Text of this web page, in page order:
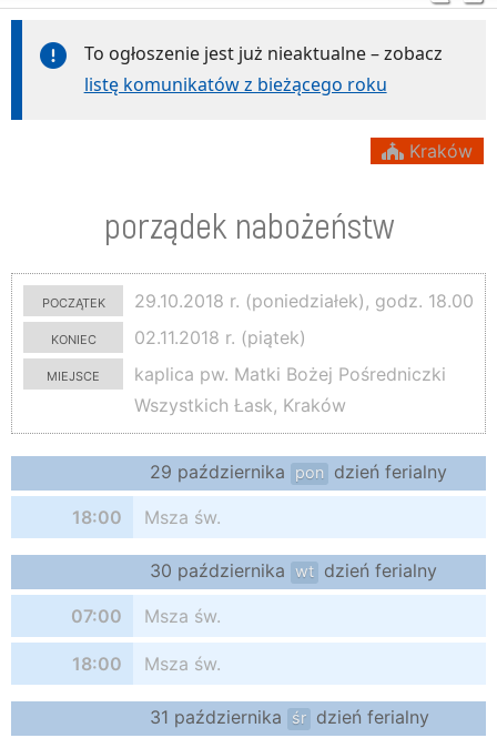
To ogłoszenie jest już nieaktualne – zobacz
listę komunikatów z bieżącego roku
Kraków
porządek nabożeństw
początek
29.10.2018 r. (poniedziałek), godz. 18.00
koniec
02.11.2018 r. (piątek)
miejsce
kaplica pw. Matki Bożej Pośredniczki
Wszystkich Łask, Kraków
29 października pon dzień ferialny
18:00 Msza św.
30 października wt dzień ferialny
07:00 Msza św.
18:00 Msza św.
31 października śr dzień ferialny